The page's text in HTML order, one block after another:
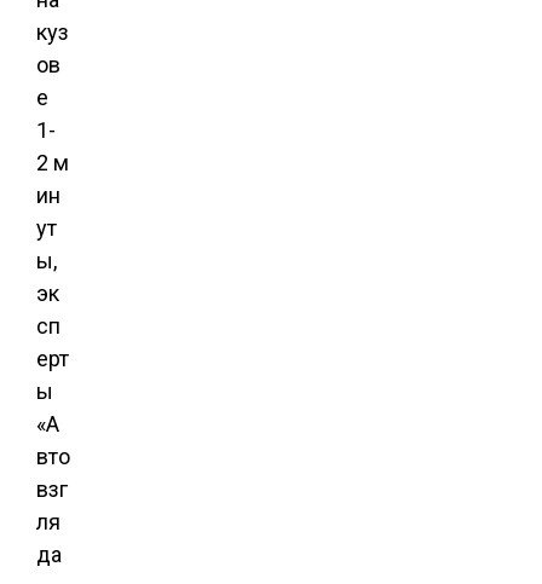
куз
ов
е
1-
2 м
ин
ут
ы,
эк
сп
ерт
ы
«А
вто
взг
ля
да